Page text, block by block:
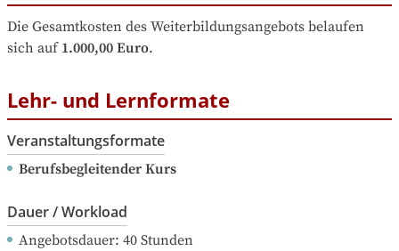
Die Gesamtkosten des Weiterbildungsangebots belaufen
sich auf 1.000,00 Euro.
Lehr- und Lernformate
Veranstaltungsformate
Berufsbegleitender Kurs
Dauer / Workload
Angebotsdauer: 40 Stunden